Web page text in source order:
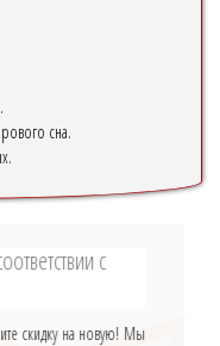
сна.
с
скидку на новую! Мы